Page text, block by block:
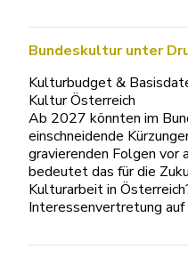
Bundeskultur unter
Kulturbudget &
Kultur Österreich
Ab 2027 könnten im
einschneidende
gravierenden Folgen vor
bedeutet das für die
Kulturarbeit in
Interessenvertretung